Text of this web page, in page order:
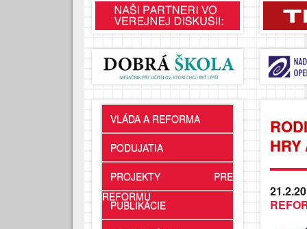
VLÁDA A REFORMA
PODUJATIA
PROJEKTY PRE
REFORMU
PUBLIKÁCIE
HRY